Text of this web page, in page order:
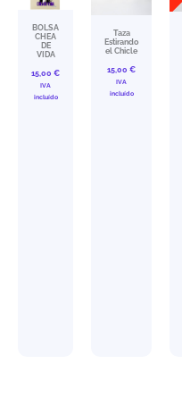
BOLSA
CHEA
DE
VIDA
15,00 €
IVA
incluído
Taza
Estirando
el Chicle
15,00 €
IVA
incluído